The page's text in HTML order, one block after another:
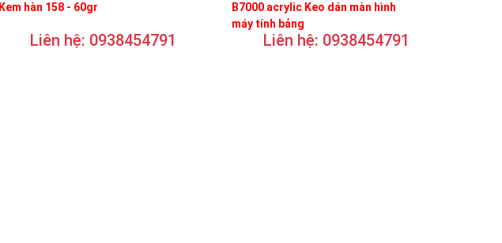
Kem hàn 158 - 60gr
Liên hệ: 0938454791
B7000 acrylic Keo dán màn hình
máy tính bảng
Liên hệ: 0938454791